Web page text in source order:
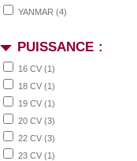
YANMAR(4)
PUISSANCE :
16 CV(1)
18 CV(1)
19 CV(1)
20 CV(3)
22 CV(3)
23 CV(1)